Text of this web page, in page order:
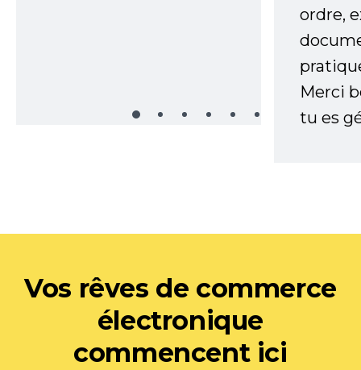
ordre,
Merci
tu es
Vos rêves de commerce
électronique
commencent ici